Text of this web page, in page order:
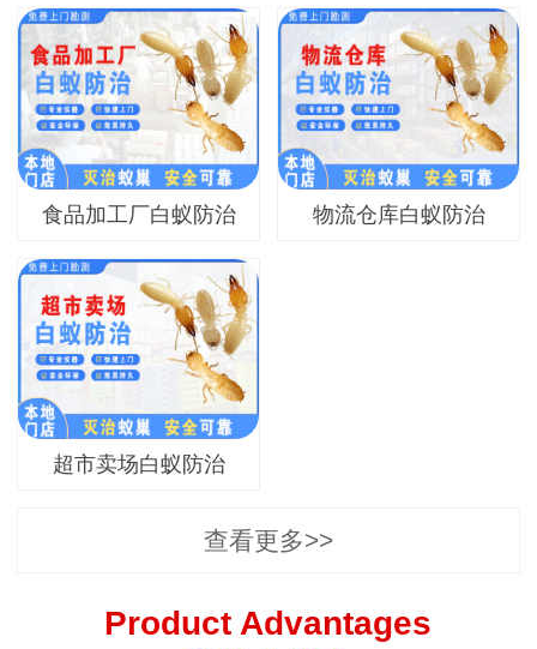
食品加工厂白蚁防治 物流仓库白蚁防治
超市卖场白蚁防治
查看更多>>
Product Advantages